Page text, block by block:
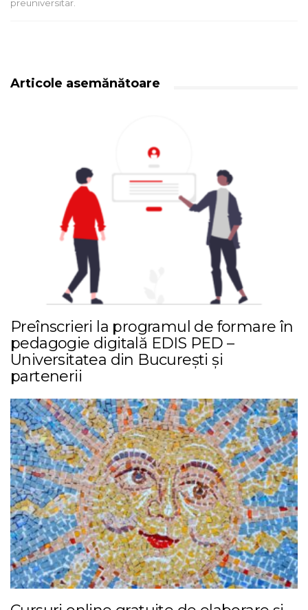
preuniversitar.
Articole asemănătoare
Preînscrieri la programul de formare în
pedagogie digitală EDIS PED –
Universitatea din București și
partenerii